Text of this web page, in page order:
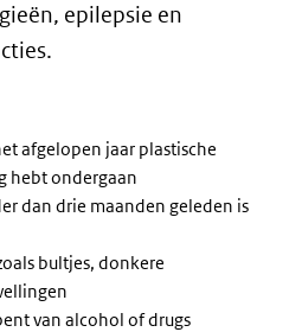
epilepsie en
afgelopen jaar plastische
hebt ondergaan
dan drie maanden geleden is
bultjes, donkere
van alcohol of drugs